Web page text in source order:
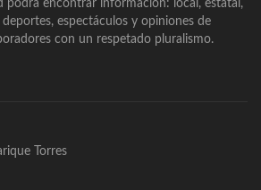
podrá encontrar información: local, estatal,
espectáculos y opiniones de
con un respetado pluralismo.
Torres